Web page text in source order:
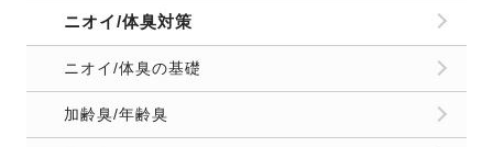
ニオイ/体臭対策
ニオイ/体臭の基礎
加齢臭/年齢臭